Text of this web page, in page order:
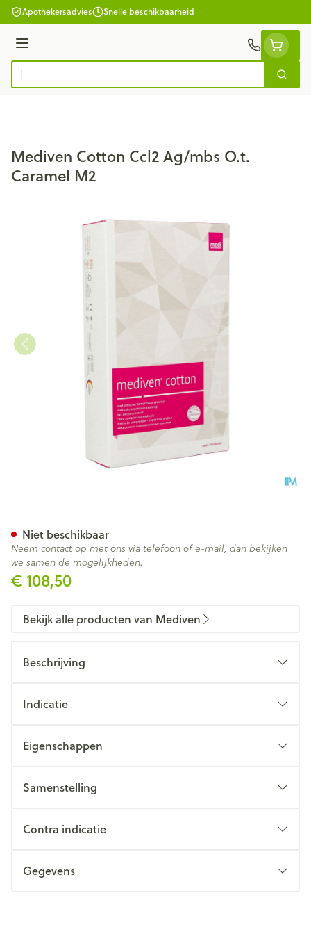
Ga naar de inhoud
Apothekersadvies Snelle beschikbaarheid
Menu
Product, merk, categorie...
Zoek
Mediven Cotton Ccl2 Ag/mbs O.t.
Caramel M2
€ 108,50
Niet beschikbaar
Neem contact op met ons via telefoon of e-mail, dan bekijken
we samen de mogelijkheden.
Bekijk alle producten van Mediven
Beschrijving
Indicatie
Eigenschappen
Samenstelling
Contra indicatie
Gegevens